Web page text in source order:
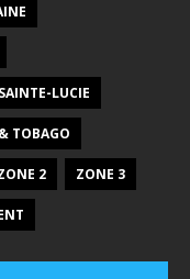
SAINTE-LUCIE
TOBAGO
2 ZONE 3